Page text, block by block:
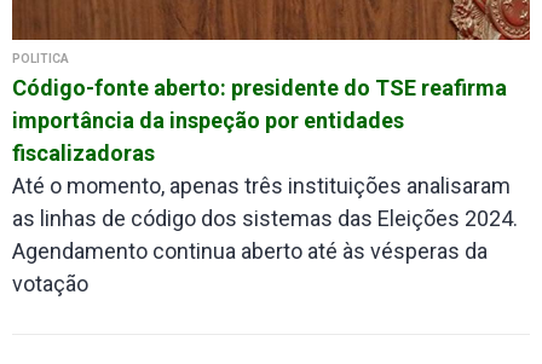
POLÍTICA
Código-fonte aberto: presidente do TSE reafirma
importância da inspeção por entidades
fiscalizadoras
Até o momento, apenas três instituições analisaram
as linhas de código dos sistemas das Eleições 2024.
Agendamento continua aberto até às vésperas da
votação